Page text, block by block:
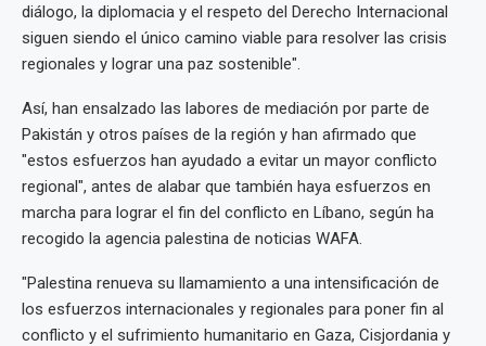
diálogo, la diplomacia y el respeto del Derecho Internacional
siguen siendo el único camino viable para resolver las crisis
regionales y lograr una paz sostenible".
Así, han ensalzado las labores de mediación por parte de
Pakistán y otros países de la región y han afirmado que
"estos esfuerzos han ayudado a evitar un mayor conflicto
regional", antes de alabar que también haya esfuerzos en
marcha para lograr el fin del conflicto en Líbano, según ha
recogido la agencia palestina de noticias WAFA.
"Palestina renueva su llamamiento a una intensificación de
los esfuerzos internacionales y regionales para poner fin al
conflicto y el sufrimiento humanitario en Gaza, Cisjordania y